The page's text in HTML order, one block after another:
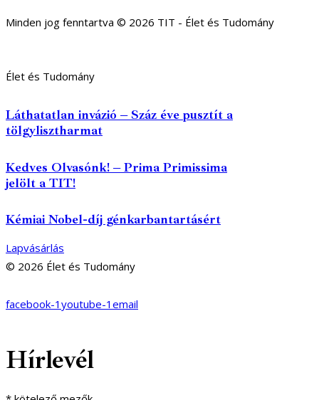
Minden jog fenntartva © 2026 TIT - Élet és Tudomány
Élet és Tudomány
Láthatatlan invázió – Száz éve pusztít a
tölgylisztharmat
Kedves Olvasónk! – Prima Primissima
jelölt a TIT!
Kémiai Nobel-díj génkarbantartásért
Lapvásárlás
© 2026 Élet és Tudomány
facebook-1 youtube-1 email
Hírlevél